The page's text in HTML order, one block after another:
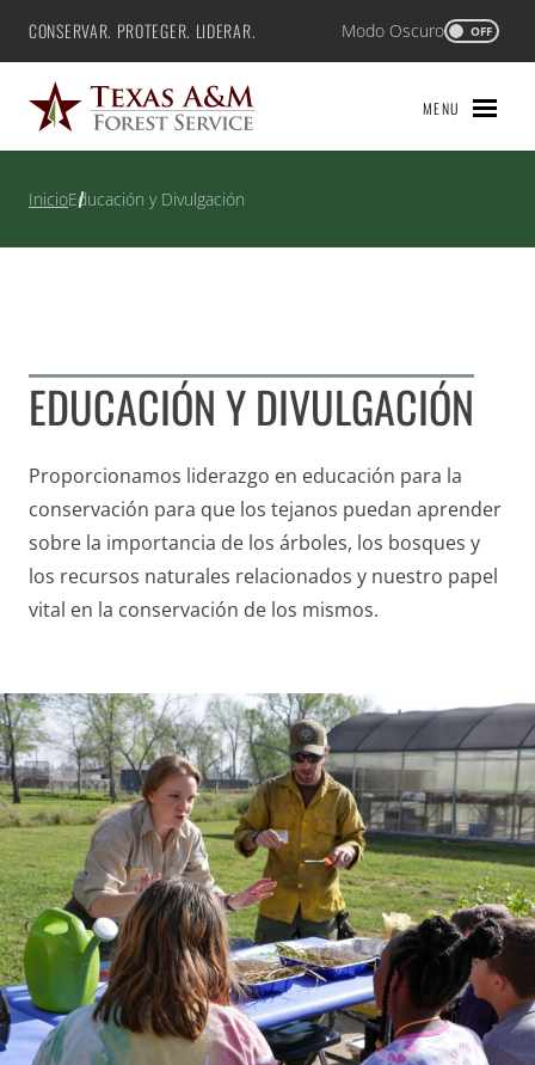
Saltar
contenido
Texas A&M Forest Service
CONSERVAR. PROTEGER. LIDERAR. Modo Oscuro OFF
MENU
InicioEducación y Divulgación
EDUCACIÓN Y DIVULGACIÓN
Proporcionamos liderazgo en educación para la
conservación para que los tejanos puedan aprender
sobre la importancia de los árboles, los bosques y
los recursos naturales relacionados y nuestro papel
vital en la conservación de los mismos.